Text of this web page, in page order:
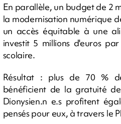
En parallèle, un budget de 2
la modernisation numérique
un accès équitable à une
investit 5 millions d'euros
scolaire.
Résultat : plus de 70 %
bénéficient de la gratuité
Dionysien.n e.s profitent
pensés pour eux, à travers le